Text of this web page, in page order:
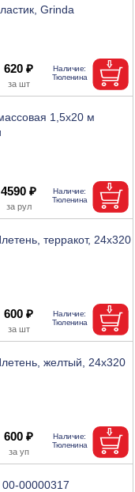
Grinda
620 ₽
1,5х20 м
4590 ₽
терракот, 24х320
600 ₽
желтый, 24х320
600 ₽
00000317